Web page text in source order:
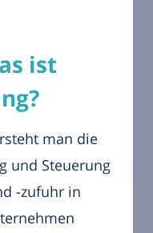
ist
man die
und Steuerung
-zufuhr in